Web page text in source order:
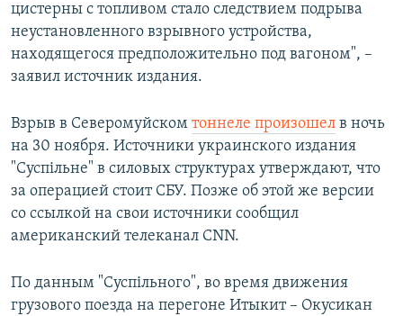
цистерны с топливом стало следствием подрыва
неустановленного взрывного устройства,
находящегося предположительно под вагоном", –
заявил источник издания.
Взрыв в Северомуйском тоннеле произошел в ночь
на 30 ноября. Источники украинского издания
"Суспiльне" в силовых структурах утверждают, что
за операцией стоит СБУ. Позже об этой же версии
со ссылкой на свои источники сообщил
американский телеканал CNN.
По данным "Суспiльного", во время движения
грузового поезда на перегоне Итыкит – Окусикан